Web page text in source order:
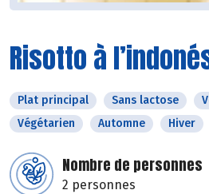
Risotto à
Plat principal Sans lactose
Végétarien
Automne Hiver
Nombre de personnes
2 personnes